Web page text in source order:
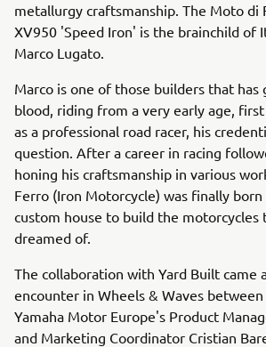
metallurgy craftsmanship. The Moto di
XV950 'Speed Iron' is the brainchild of
Marco Lugato.
Marco is one of those builders that has
blood, riding from a very early age,
as a professional road racer, his
question. After a career in racing
honing his craftsmanship in various
Ferro (Iron Motorcycle) was finally born
custom house to build the motorcycles
dreamed of.
The collaboration with Yard Built came
encounter in Wheels & Waves
Yamaha Motor Europe's Product
and Marketing Coordinator Cristian